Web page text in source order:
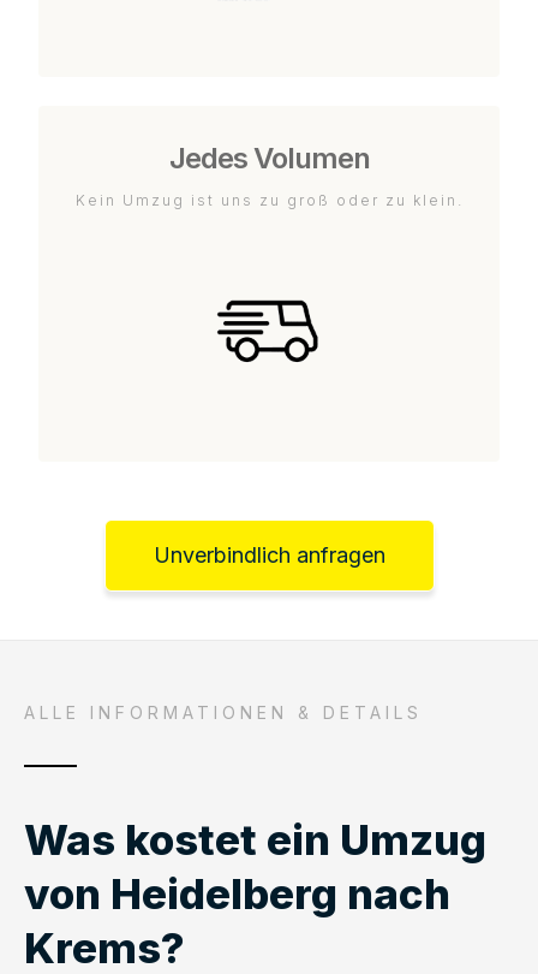
Jedes Volumen
Kein Umzug ist uns zu groß oder zu klein.
Unverbindlich anfragen
ALLE INFORMATIONEN & DETAILS
Was kostet ein Umzug
von Heidelberg nach
Krems?